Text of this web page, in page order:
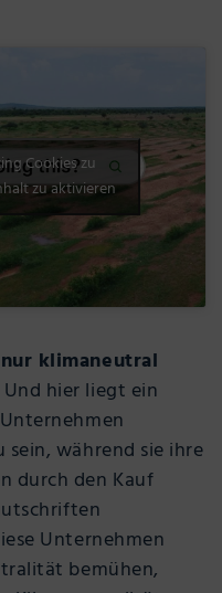
Cookies zu
zu aktivieren
klimaneutral
Und hier liegt ein
sein, während sie ihre
durch den Kauf
Unternehmen
bemühen,